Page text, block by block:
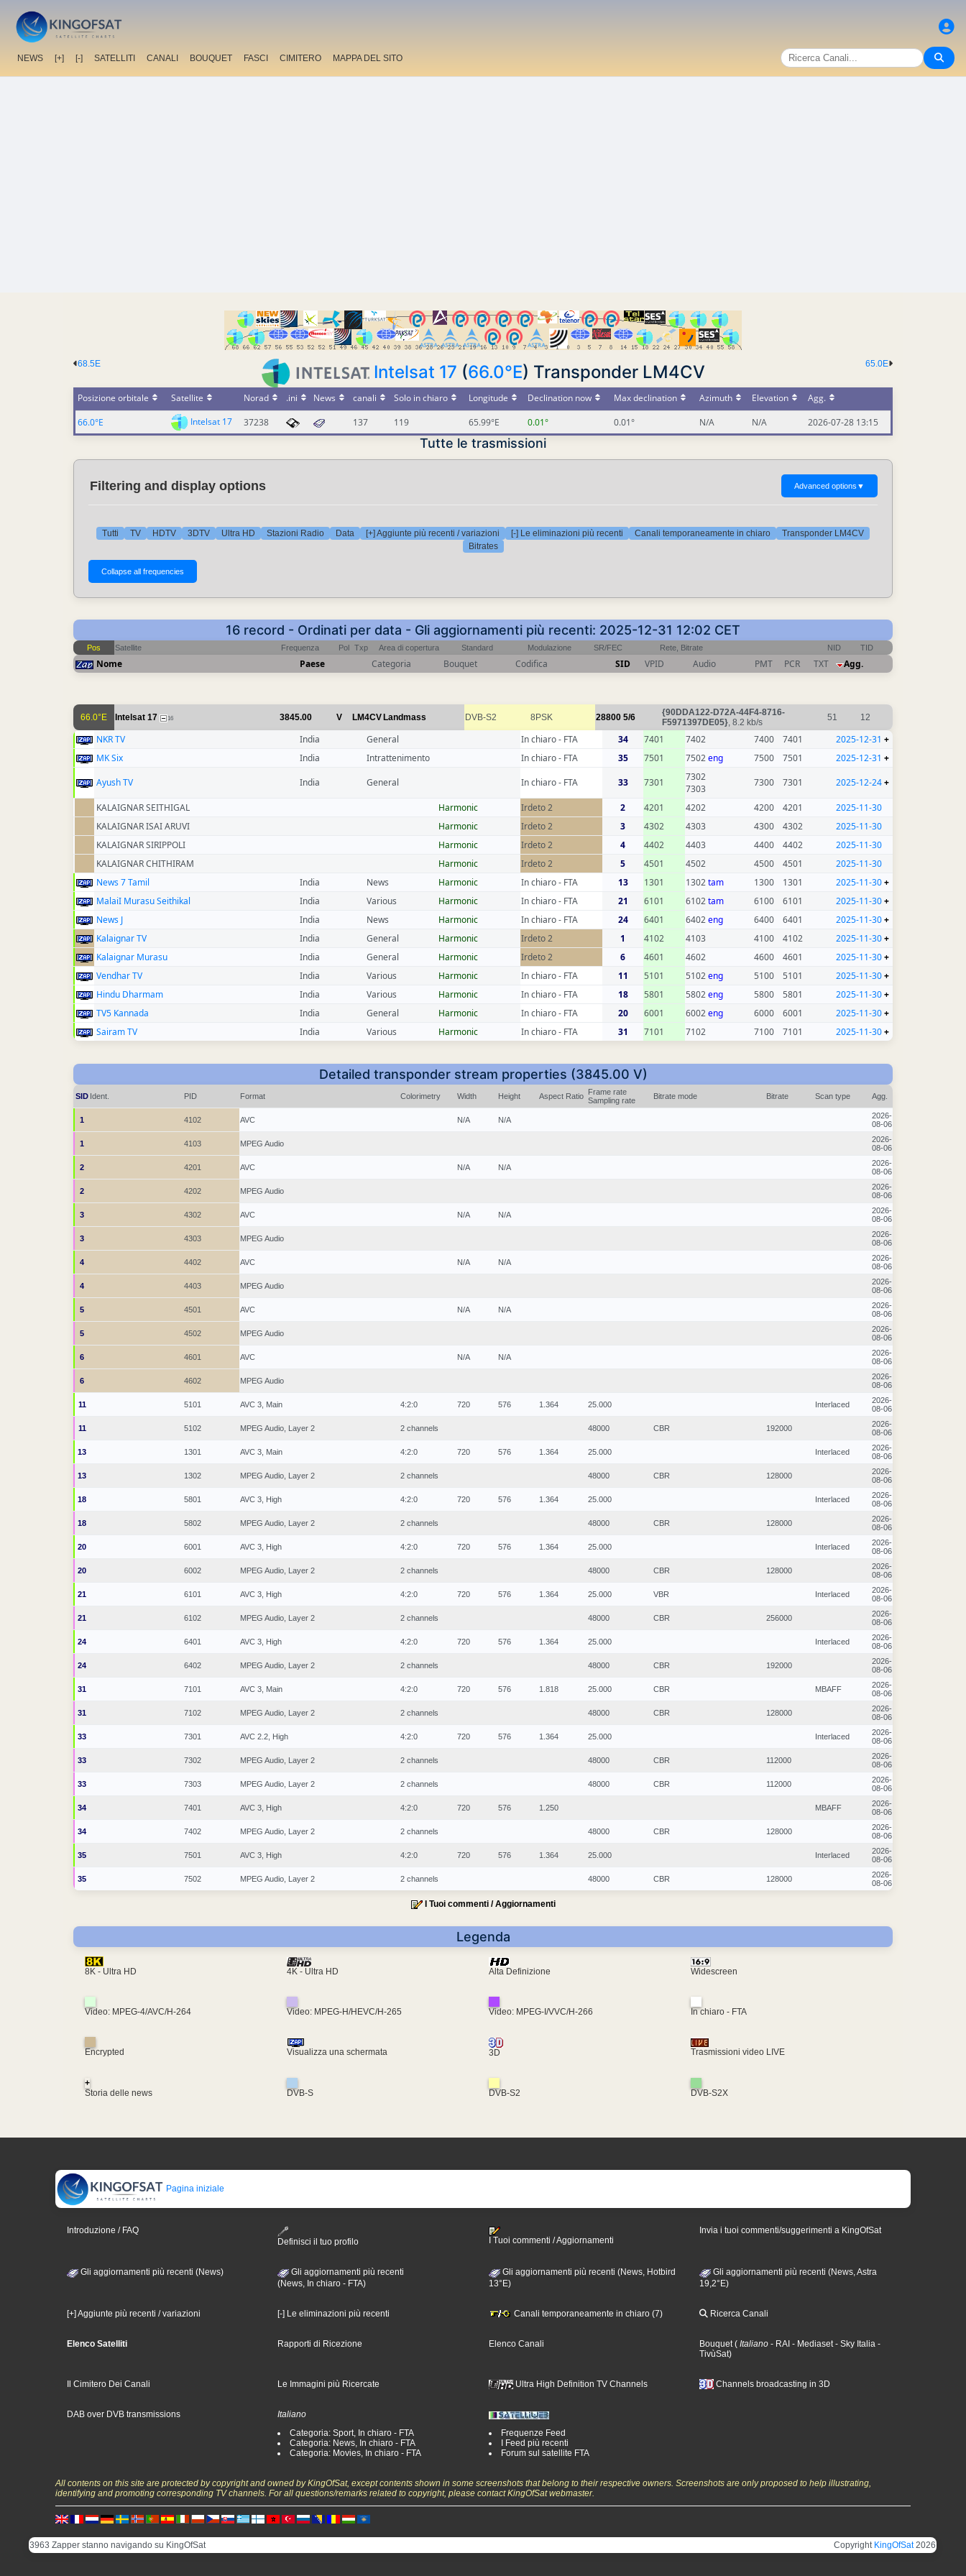
NEWS [+] [-] SATELLITI CANALI BOUQUET FASCI CIMITERO MAPPA DEL SITO
65.0E
68.5E Intelsat 17 (66.0°E) Transponder LM4CV
Posizione orbitale Satellite Norad .ini News canali Solo in chiaro Longitude Declination now Max declination Azimuth Elevation
Agg.
66.0°E
Intelsat 17 37238 137 119 65.99°E 0.01° 0.01° N/A N/A 2026-07-28 13:15
Tutte le trasmissioni
Filtering and display options Advanced options ▼
Tutti TV HDTV 3DTV Ultra HD Stazioni Radio Data [+] Aggiunte più recenti / variazioni [-] Le eliminazioni più recenti Canali temporaneamente in chiaro
Transponder LM4CV
Bitrates
16 record - Ordinati per data - Gli aggiornamenti più recenti: 2025-12-31 12:02 CET
Pos Satellite Frequenza Pol Txp Area di copertura Standard Modulazione SR/FEC Rete, Bitrate NID TID
Nome Paese Categoria Bouquet Codifica SID VPID Audio PMT PCR TXT Agg.
66.0°E Intelsat 17 16 3845.00 V LM4CV Landmass DVB-S2 8PSK 28800 5/6
{90DDA122-D72A-44F4-8716-
F5971397DE05}, 8.2 kb/s 51 12
NKR TV India General In chiaro - FTA 34 7401 7402 7400 7401 2025-12-31 +
MK Six
India Intrattenimento In chiaro - FTA 35 7501 7502eng 7500 7501 2025-12-31 +
Ayush TV
India General In chiaro - FTA 33 7301
7302
7303
7300 7301 2025-12-24+
KALAIGNAR SEITHIGAL Harmonic Irdeto 2 2 4201 4202 4200 4201
2025-11-30
KALAIGNAR ISAI ARUVI
Harmonic Irdeto 2 3 4302 4303 4300 4302
2025-11-30
KALAIGNAR SIRIPPOLI
Harmonic Irdeto 2 4 4402 4403 4400 4402
2025-11-30
KALAIGNAR CHITHIRAM
Harmonic Irdeto 2 5 4501 4502 4500 4501
2025-11-30
News 7 Tamil
India News Harmonic In chiaro - FTA 13 1301 1302tam 1300 1301 2025-11-30+
MalaiI Murasu Seithikal
India Various Harmonic In chiaro - FTA 21 6101 6102tam 6100 6101 2025-11-30+
News J
India News Harmonic In chiaro - FTA 24 6401 6402eng 6400 6401 2025-11-30+
Kalaignar TV
India General Harmonic Irdeto 2 1 4102 4103 4100 4102 2025-11-30+
Kalaignar Murasu
India General Harmonic Irdeto 2 6 4601 4602 4600 4601 2025-11-30+
Vendhar TV
India Various Harmonic In chiaro - FTA 11 5101 5102eng 5100 5101 2025-11-30+
Hindu Dharmam
India Various Harmonic In chiaro - FTA 18 5801 5802eng 5800 5801 2025-11-30+
TV5 Kannada
India General Harmonic In chiaro - FTA 20 6001 6002eng 6000 6001 2025-11-30+
Sairam TV
India Various Harmonic In chiaro - FTA 31 7101 7102 7100 7101 2025-11-30+
Detailed transponder stream properties (3845.00 V)
SID Ident. PID Format Colorimetry Width Height Aspect Ratio
Frame rate
Sampling rate
Bitrate mode Bitrate Scan type Agg.
1 4102 AVC N/A N/A
2026-
08-06
1 4103 MPEG Audio
2026-
08-06
2 4201 AVC N/A N/A
2026-
08-06
2 4202 MPEG Audio
2026-
08-06
3 4302 AVC N/A N/A
2026-
08-06
3 4303 MPEG Audio
2026-
08-06
4 4402 AVC N/A N/A
2026-
08-06
4 4403 MPEG Audio
2026-
08-06
5 4501 AVC N/A N/A
2026-
08-06
5 4502 MPEG Audio
2026-
08-06
6 4601 AVC N/A N/A
2026-
08-06
6 4602 MPEG Audio
2026-
08-06
11 5101 AVC 3, Main 4:2:0 720 576 1.364 25.000 Interlaced
2026-
08-06
11 5102 MPEG Audio, Layer 2 2 channels 48000 CBR 192000
2026-
08-06
13 1301 AVC 3, Main 4:2:0 720 576 1.364 25.000 Interlaced
2026-
08-06
13 1302 MPEG Audio, Layer 2 2 channels 48000 CBR 128000
2026-
08-06
18 5801 AVC 3, High 4:2:0 720 576 1.364 25.000 Interlaced
2026-
08-06
18 5802 MPEG Audio, Layer 2 2 channels 48000 CBR 128000
2026-
08-06
20 6001 AVC 3, High 4:2:0 720 576 1.364 25.000 Interlaced
2026-
08-06
20 6002 MPEG Audio, Layer 2 2 channels 48000 CBR 128000
2026-
08-06
21 6101 AVC 3, High 4:2:0 720 576 1.364 25.000 VBR Interlaced
2026-
08-06
21 6102 MPEG Audio, Layer 2 2 channels 48000 CBR 256000
2026-
08-06
24 6401 AVC 3, High 4:2:0 720 576 1.364 25.000 Interlaced
2026-
08-06
24 6402 MPEG Audio, Layer 2 2 channels 48000 CBR 192000
2026-
08-06
31 7101 AVC 3, Main 4:2:0 720 576 1.818 25.000 CBR MBAFF
2026-
08-06
31 7102 MPEG Audio, Layer 2 2 channels 48000 CBR 128000
2026-
08-06
33 7301 AVC 2.2, High 4:2:0 720 576 1.364 25.000 Interlaced
2026-
08-06
33 7302 MPEG Audio, Layer 2 2 channels 48000 CBR 112000
2026-
08-06
33 7303 MPEG Audio, Layer 2 2 channels 48000 CBR 112000
2026-
08-06
34 7401 AVC 3, High 4:2:0 720 576 1.250 MBAFF
2026-
08-06
34 7402 MPEG Audio, Layer 2 2 channels 48000 CBR 128000
2026-
08-06
35 7501 AVC 3, High 4:2:0 720 576 1.364 25.000 Interlaced
2026-
08-06
35 7502 MPEG Audio, Layer 2 2 channels 48000 CBR 128000
2026-
08-06
I Tuoi commenti / Aggiornamenti
Legenda
8K - Ultra HD 4K - Ultra HD Alta Definizione Widescreen
Video: MPEG-4/AVC/H-264 Video: MPEG-H/HEVC/H-265 Video: MPEG-I/VVC/H-266 In chiaro - FTA
Encrypted Visualizza una schermata 3D Trasmissioni video LIVE
+
Storia delle news
DVB-S DVB-S2 DVB-S2X
Pagina iniziale
Introduzione / FAQ
Definisci il tuo profilo
I Tuoi commenti / Aggiornamenti
Invia i tuoi commenti/suggerimenti a KingOfSat
Gli aggiornamenti più recenti (News)
Gli aggiornamenti più recenti
(News, In chiaro - FTA)
Gli aggiornamenti più recenti (News, Hotbird
13°E)
Gli aggiornamenti più recenti (News, Astra
19,2°E)
[+] Aggiunte più recenti / variazioni [-] Le eliminazioni più recenti Canali temporaneamente in chiaro (7) Ricerca Canali
Elenco Satelliti Rapporti di Ricezione Elenco Canali Bouquet ( Italiano - RAI - Mediaset - Sky Italia -
TivùSat)
Il Cimitero Dei Canali Le Immagini più Ricercate Ultra High Definition TV Channels Channels broadcasting in 3D
DAB over DVB transmissions
Italiano
Categoria: Sport, In chiaro - FTA
Categoria: News, In chiaro - FTA
Categoria: Movies, In chiaro - FTA
Frequenze Feed
I Feed più recenti
Forum sul satellite FTA
All contents on this site are protected by copyright and owned by KingOfSat, except contents shown in some screenshots that belong to their respective owners. Screenshots are only proposed to help illustrating,
identifying and promoting corresponding TV channels. For all questions/remarks related to copyright, please contact KingOfSat webmaster.
3963 Zapper stanno navigando su KingOfSat Copyright KingOfSat2026